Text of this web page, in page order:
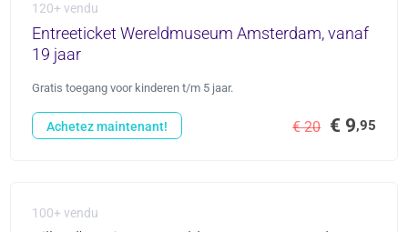
120+ vendu
Entreeticket Wereldmuseum Amsterdam, vanaf
19 jaar
Gratis toegang voor kinderen t/m 5 jaar.
€ 20 € 9,95
Achetez maintenant!
100+ vendu